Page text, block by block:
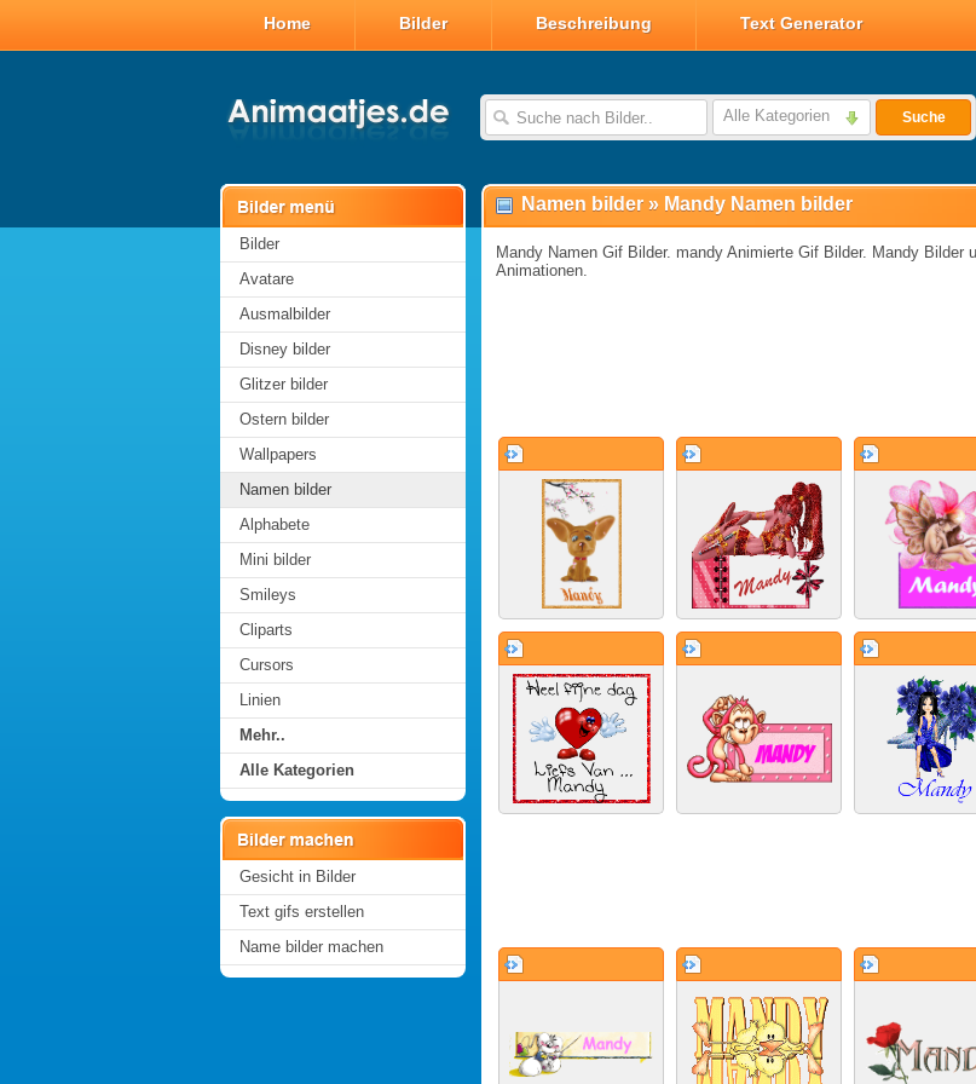
Home Bilder Beschreibung Text Generator
Alle Kategorien Suche
Valentin
Valentin
Disney Valentin
Bilder
Avatare
Ausmalbilder
Disney bilder
Glitzer bilder
Ostern bilder
Wallpapers
Namen bilder
Alphabete
Mini bilder
Smileys
Cliparts
Cursors
Linien
Mehr..
Alle Kategorien
Gesicht in Bilder
Text gifs erstellen
Name bilder machen
Namen bilder » Mandy Namen bilder
Mandy Namen Gif Bilder. mandy Animierte Gif Bilder. Mandy Bilder
Animationen.